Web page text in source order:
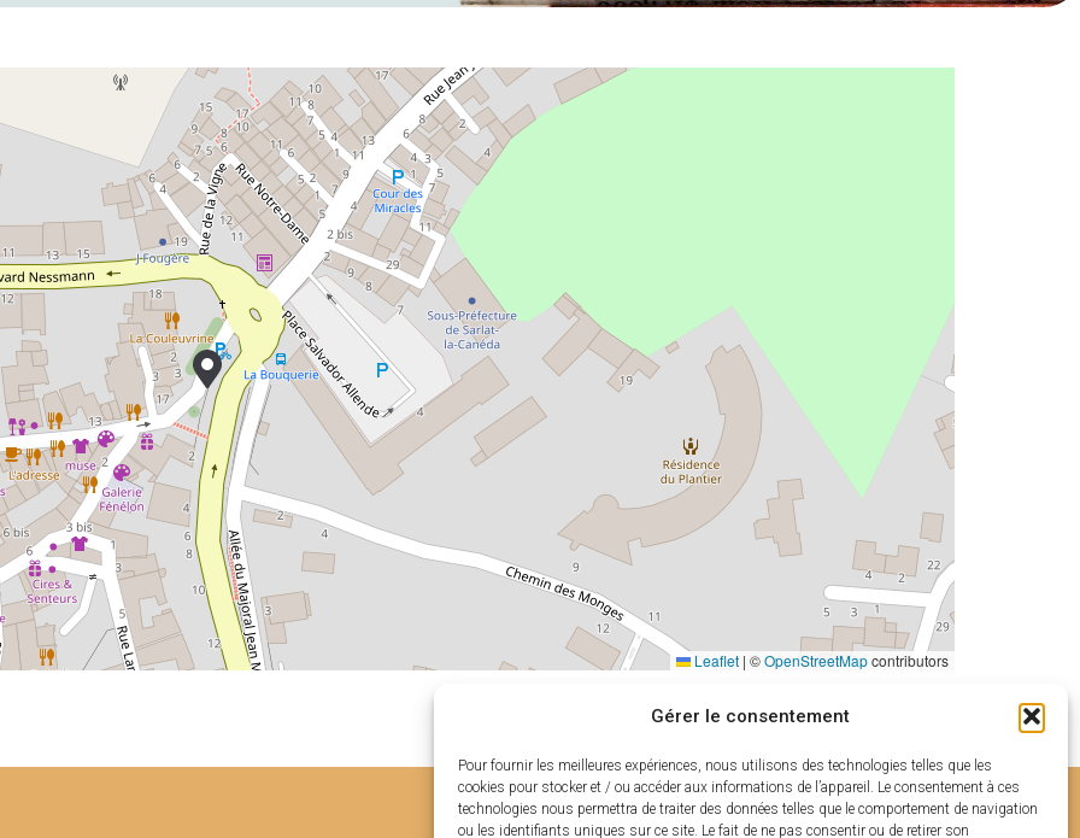
Gérer le consentement
Pour fournir les meilleures expériences, nous utilisons des technologies telles que les
cookies pour stocker et / ou accéder aux informations de l’appareil. Le consentement à ces
technologies nous permettra de traiter des données telles que le comportement de navigation
ou les identifiants uniques sur ce site. Le fait de ne pas consentir ou de retirer son
Leaflet | ©OpenStreetMapcontributors